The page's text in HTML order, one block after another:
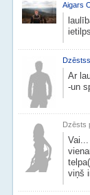
Aigars
Dzēstss
Ar
-un
Dzēsts
viņš